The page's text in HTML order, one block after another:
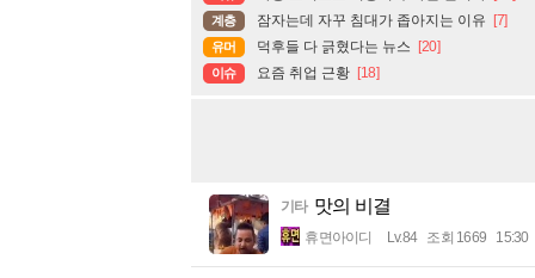
계층 잠자는데 자꾸 침대가 좁아지는 이유 [7]
유머 덕후들 다 긁혔다는 뉴스 [20]
이슈 요즘 취업 근황 [18]
기타 맛의 비결
휴면아이디 Lv.84 조회 1669 15:30